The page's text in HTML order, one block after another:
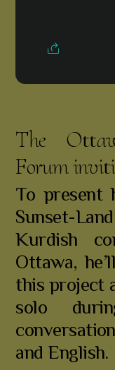
The
Forum
To present
Sunset-
Kurdish
Ottawa,
this project
solo
and English.